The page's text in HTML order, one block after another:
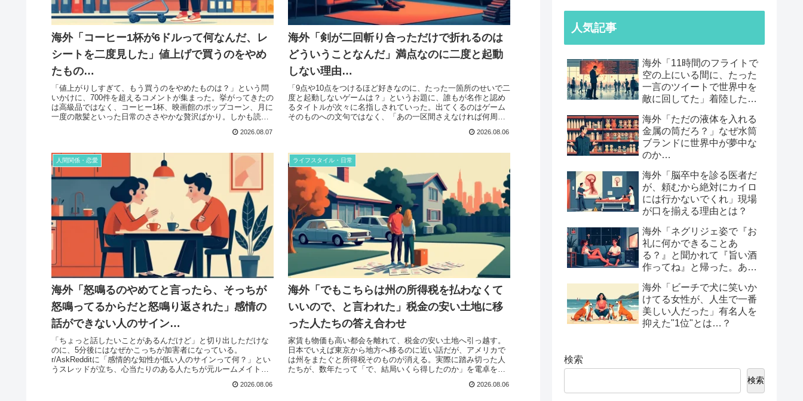
海外「コーヒー1杯が6ドルって何なんだ、レ
シートを二度見した」値上げで買うのをやめ
たもの…
「値上がりしすぎて、もう買うのをやめたものは？」という問
いかけに、700件を超えるコメントが集まった。挙がってきたの
は高級品ではなく、コーヒー1杯、映画館のポップコーン、月に
一度の散髪といった日常のささやかな贅沢ばかり。しかも読ん
2026.08.07
海外「剣が二回斬り合っただけで折れるのは
どういうことなんだ」満点なのに二度と起動
しない理由…
「9点や10点をつけるほど好きなのに、たった一箇所のせいで二
度と起動しないゲームは？」というお題に、誰もが名作と認め
るタイトルが次々に名指しされていった。出てくるのはゲーム
そのものへの文句ではなく、「あの一区間さえなければ何周で
2026.08.06
人間関係・恋愛
海外「怒鳴るのやめてと言ったら、そっちが
怒鳴ってるからだと怒鳴り返された」感情の
話ができない人のサイン…
「ちょっと話したいことがあるんだけど」と切り出しただけな
のに、5分後にはなぜかこっちが加害者になっている。
r/AskRedditに「感情的な知性が低い人のサインって何？」とい
うスレッドが立ち、心当たりのある人たちが元ルームメイト・
2026.08.06
ライフスタイル・日常
海外「でもこちらは州の所得税を払わなくて
いいので、と言われた」税金の安い土地に移
った人たちの答え合わせ
家賃も物価も高い都会を離れて、税金の安い土地へ引っ越す。
日本でいえば東京から地方へ移るのに近い話だが、アメリカで
は州をまたぐと所得税そのものが消える。実際に踏み切った人
たちが、数年たって「で、結局いくら得したのか」を電卓を叩
2026.08.06
人気記事
海外「11時間のフライトで
空の上にいる間に、たった
一言のツイートで世界中を
敵に回してた」着陸したら
海外「ただの液体を入れる
金属の筒だろ？」なぜ水筒
ブランドに世界中が夢中な
のか…
海外「脳卒中を診る医者だ
が、頼むから絶対にカイロ
には行かないでくれ」現場
が口を揃える理由とは？
海外「ネグリジェ姿で『お
礼に何かできることあ
る？』と聞かれて『旨い酒
作ってね』と帰った。あれ
る男たちの後悔談…
海外「ビーチで犬に笑いか
けてる女性が、人生で一番
美しい人だった」有名人を
抑えた"1位"とは…？
検索
検索